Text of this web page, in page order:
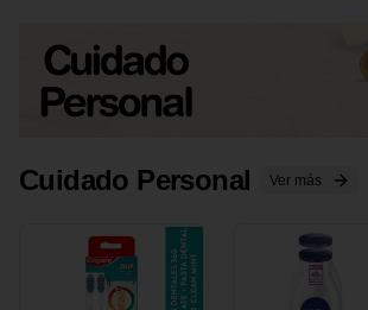
Cuidado Personal Ver más